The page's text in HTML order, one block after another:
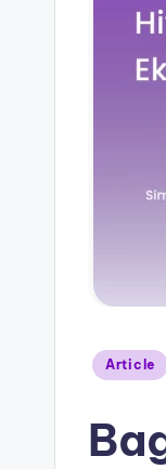
Article